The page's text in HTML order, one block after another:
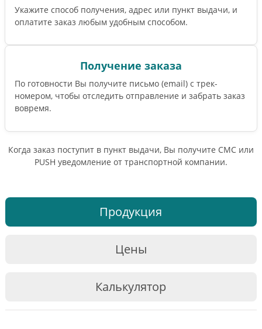
Укажите способ получения, адрес или пункт выдачи, и
оплатите заказ любым удобным способом.
Получение заказа
По готовности Вы получите письмо (email) c трек-
номером, чтобы отследить отправление и забрать заказ
вовремя.
Когда заказ поступит в пункт выдачи, Вы получите СМС или
PUSH уведомление от транспортной компании.
Продукция
Цены
Калькулятор